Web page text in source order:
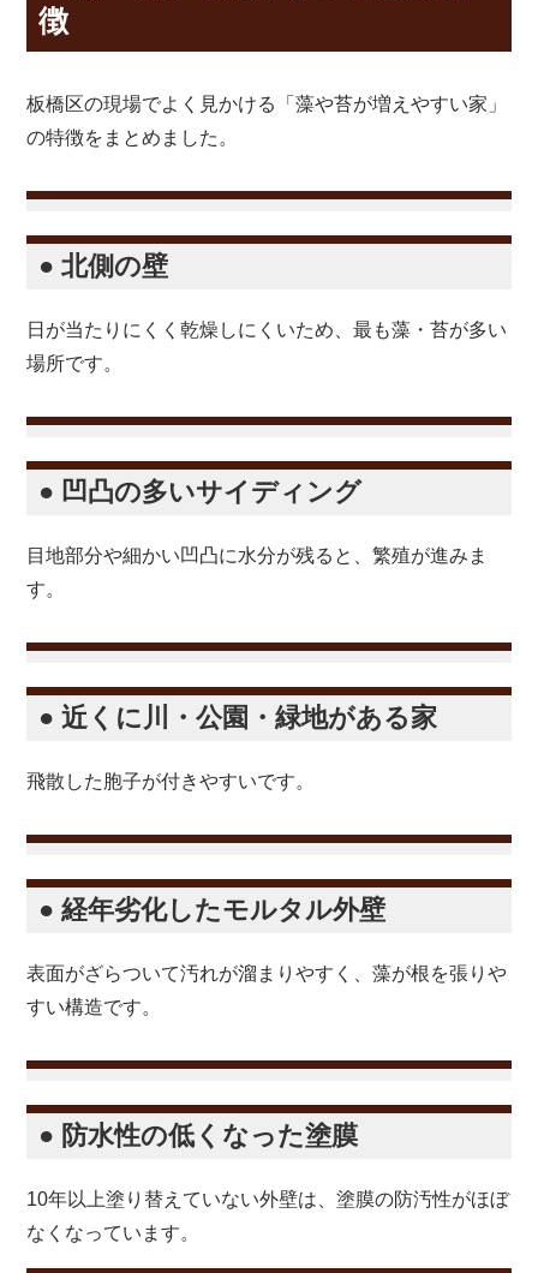
徴
板橋区の現場でよく見かける「藻や苔が増えやすい家」
の特徴をまとめました。
● 北側の壁
日が当たりにくく乾燥しにくいため、最も藻・苔が多い
場所です。
● 凹凸の多いサイディング
目地部分や細かい凹凸に水分が残ると、繁殖が進みま
す。
● 近くに川・公園・緑地がある家
飛散した胞子が付きやすいです。
● 経年劣化したモルタル外壁
表面がざらついて汚れが溜まりやすく、藻が根を張りや
すい構造です。
● 防水性の低くなった塗膜
10年以上塗り替えていない外壁は、塗膜の防汚性がほぼ
なくなっています。